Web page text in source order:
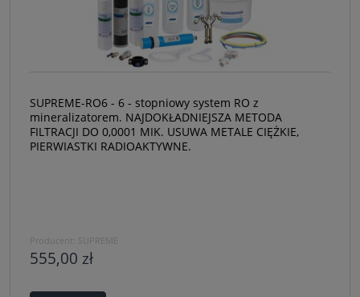
SUPREME-RO6 - 6 - stopniowy system RO z
mineralizatorem. NAJDOKŁADNIEJSZA METODA
FILTRACJI DO 0,0001 MIK. USUWA METALE CIĘŻKIE,
PIERWIASTKI RADIOAKTYWNE.
Producent: SUPREME
555,00 zł